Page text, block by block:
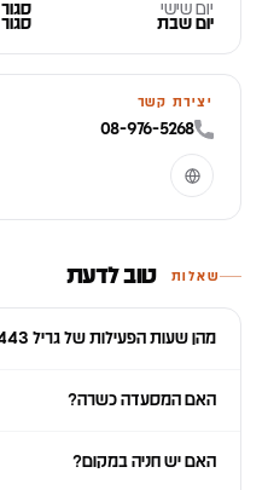
יום שישי
סגור
יום שבת
סגור
יצירת קשר
08-976-5268
שאלות טוב לדעת
מהן שעות הפעילות של גריל 443 מודיעין?
האם המסעדה כשרה?
האם יש חניה במקום?